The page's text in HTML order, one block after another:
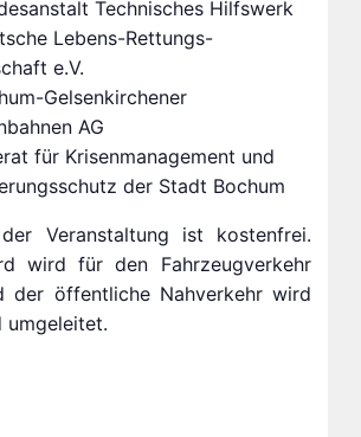
Technisches Hilfswerk
Lebens-Rettungs-
e.V.
Gelsenkirchener
AG
für Krisenmanagement und
der Stadt Bochum
Veranstaltung ist kostenfrei.
wird für den Fahrzeugverkehr
der öffentliche Nahverkehr wird
umgeleitet.